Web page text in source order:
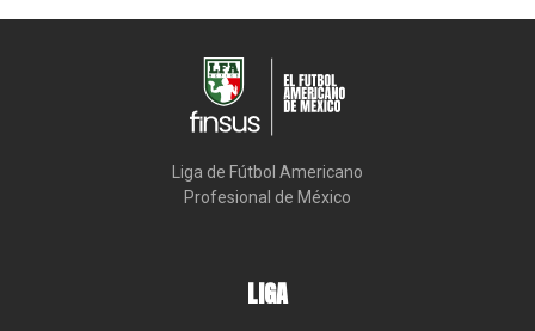
Liga de Fútbol Americano
Profesional de México
LIGA